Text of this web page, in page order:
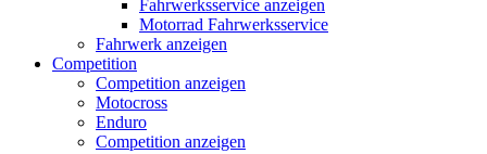
Fahrwerksservice anzeigen
Motorrad Fahrwerksservice
Fahrwerk anzeigen
Competition
Competition anzeigen
Motocross
Enduro
Competition anzeigen